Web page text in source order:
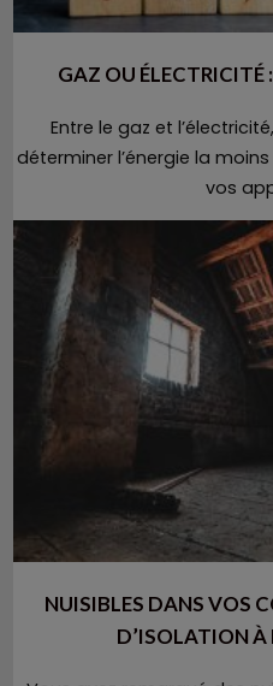
GAZ OU ÉLECTRICITÉ
Entre le gaz et
déterminer l’énergie la
vos
NUISIBLES DANS VOS
D’ISOLATION À